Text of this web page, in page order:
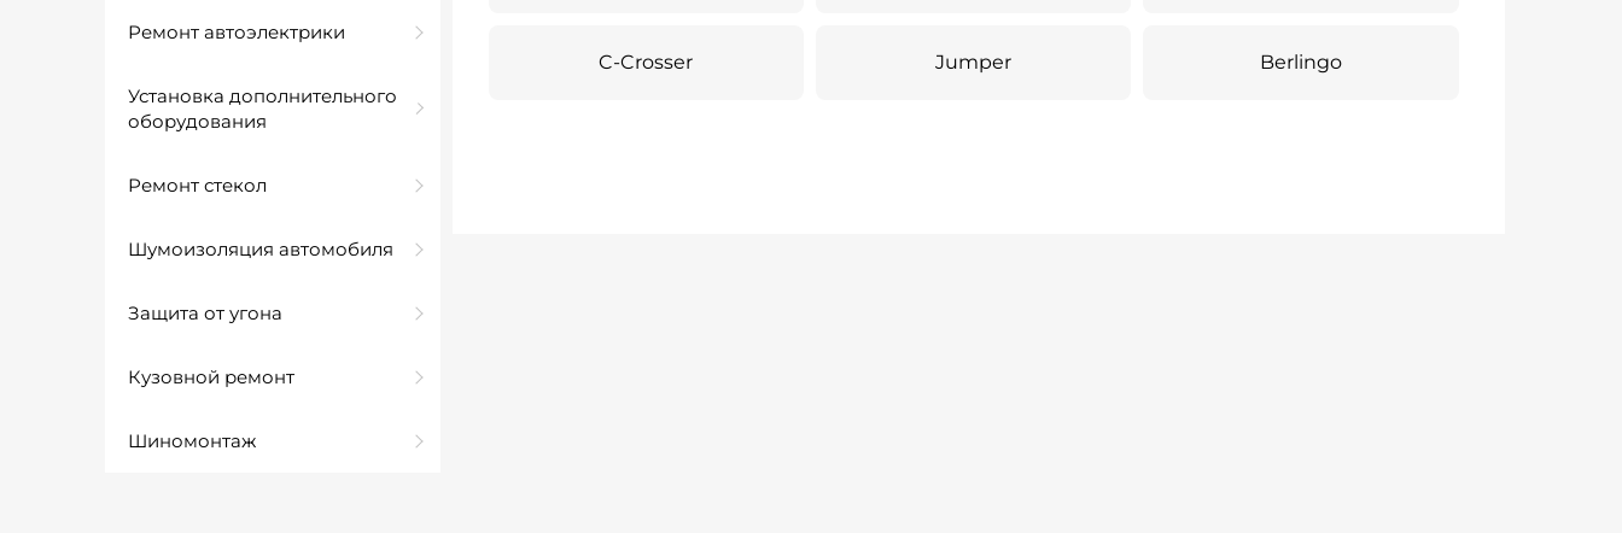
Ремонт автоэлектрики
Установка дополнительного
оборудования
Ремонт стекол
Шумоизоляция автомобиля
Защита от угона
Кузовной ремонт
Шиномонтаж
C-Crosser Jumper Berlingo